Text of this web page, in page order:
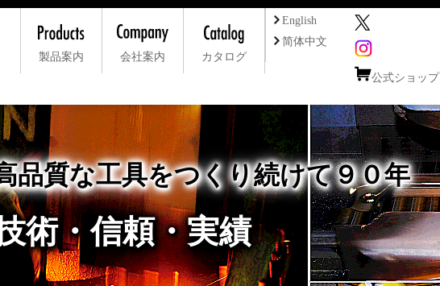
製品案内 会社案内 カタログ
English
简体中文
公式ショップ
品質な工具をつくり続けて９０年
術・信頼・実績